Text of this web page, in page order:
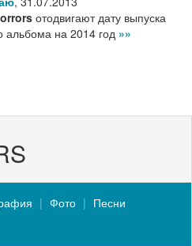
отодвигают дату выпуска
альбома на 2014 год »»
Фото
Песни